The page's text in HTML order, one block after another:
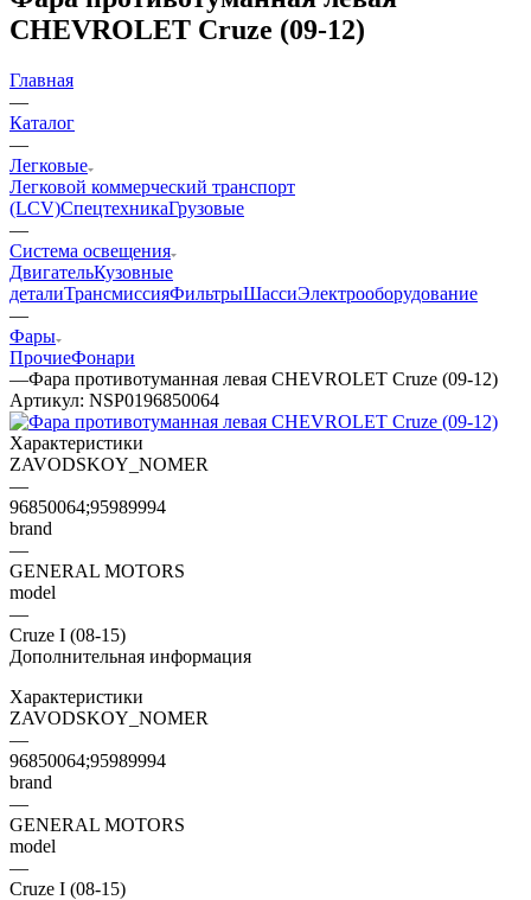
CHEVROLET Cruze (09-12)
Главная
—
Каталог
—
Легковые
Легковой коммерческий транспорт
(LCV)СпецтехникаГрузовые
—
Система освещения
ДвигательКузовные
деталиТрансмиссияФильтрыШассиЭлектрооборудование
—
Фары
ПрочиеФонари
—Фара противотуманная левая CHEVROLET Cruze (09-12)
Артикул: NSP0196850064
Характеристики
ZAVODSKOY_NOMER
—
96850064;95989994
brand
—
GENERAL MOTORS
model
—
Cruze I (08-15)
Дополнительная информация
Характеристики
ZAVODSKOY_NOMER
—
96850064;95989994
brand
—
GENERAL MOTORS
model
—
Cruze I (08-15)